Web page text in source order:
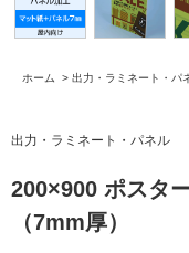
ホーム > 出力・ラミネート・パ
出力・ラミネート・パネル
200×900 ポスタ
（7mm厚）